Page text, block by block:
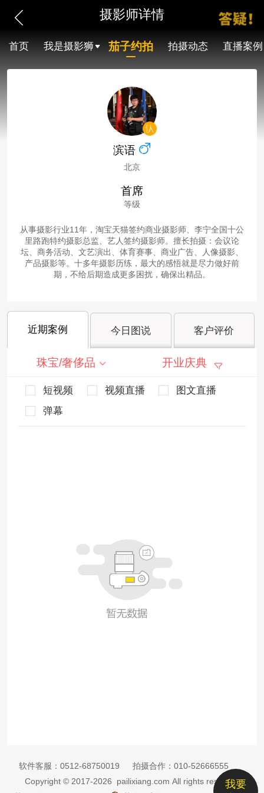
摄影师详情
首页 我是摄影狮 茄子约拍 拍摄动态 直播案例
滨语
北京
首席
等级
从事摄影行业11年，淘宝天猫签约商业摄影师、李宁全国十公
里路跑特约摄影总监、艺人签约摄影师。擅长拍摄：会议论
坛、商务活动、文艺演出、体育赛事、商业广告、人像摄影、
产品摄影等。十多年摄影历练，最大的感悟就是尽力做好前
期，不给后期造成更多困扰，确保出精品。
近期案例 今日图说 客户评价
珠宝/奢侈品 开业庆典
短视频 视频直播
图文直播
弹幕
我要
软件客服： 0512-68750019 拍摄合作： 010-52666555
Copyright © 2017-2026 pailixiang.com All rights reserved